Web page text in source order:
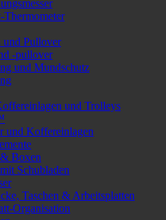
Thermometer
und Pullover
-pullover
und Mundschutz
und Trolleys
und Koffereinlagen
Boxen
Schubladen
Taschen & Arbeitsplatten
Organisation